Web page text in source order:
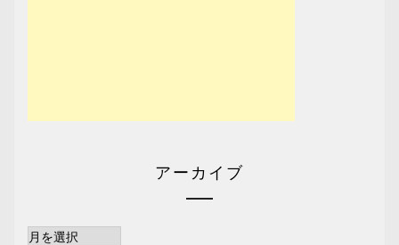
アーカイブ
ア